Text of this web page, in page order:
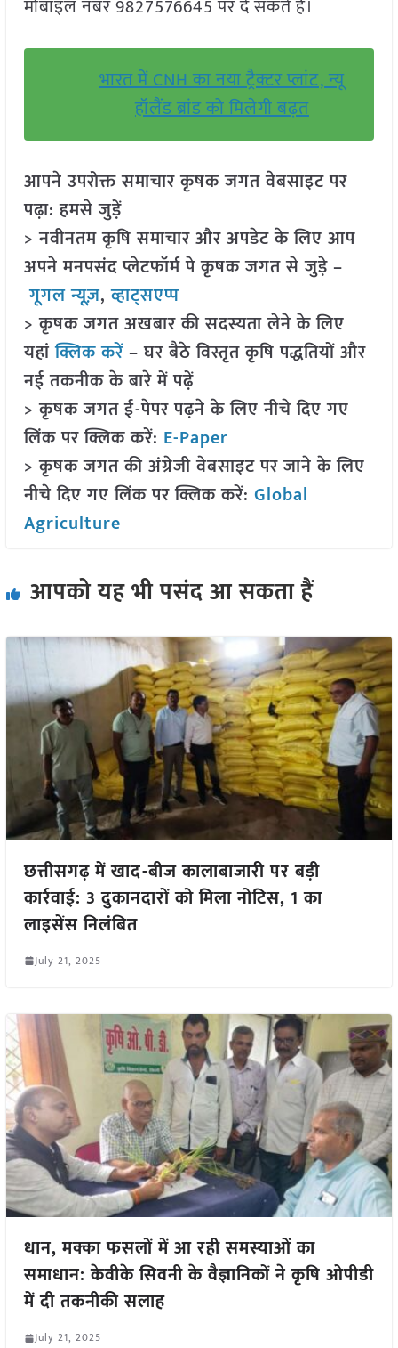
मोबाइल नंबर 9827576645 पर दे सकते हैं।
भारत में CNH का नया ट्रैक्टर प्लांट, न्यू
हॉलैंड ब्रांड को मिलेगी बढ़त
आपने उपरोक्त समाचार कृषक जगत वेबसाइट पर
पढ़ा: हमसे जुड़ें
> नवीनतम कृषि समाचार और अपडेट के लिए आप
अपने मनपसंद प्लेटफॉर्म पे कृषक जगत से जुड़े –
गूगल न्यूज़,व्हाट्सएप्प
> कृषक जगत अखबार की सदस्यता लेने के लिए
यहांक्लिक करें– घर बैठे विस्तृत कृषि पद्धतियों और
नई तकनीक के बारे में पढ़ें
> कृषक जगत ई-पेपर पढ़ने के लिए नीचे दिए गए
लिंक पर क्लिक करें: E-Paper
> कृषक जगत की अंग्रेजी वेबसाइट पर जाने के लिए
नीचे दिए गए लिंक पर क्लिक करें: Global
Agriculture
आपको यह भी पसंद आ सकता हैं
छत्तीसगढ़ में खाद-बीज कालाबाजारी पर बड़ी
कार्रवाई: 3 दुकानदारों को मिला नोटिस, 1 का
लाइसेंस निलंबित
July 21, 2025
धान, मक्का फसलों में आ रही समस्याओं का
समाधान: केवीके सिवनी के वैज्ञानिकों ने कृषि ओपीडी
में दी तकनीकी सलाह
July 21, 2025